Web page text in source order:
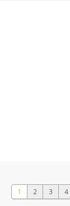
1 2 3 4